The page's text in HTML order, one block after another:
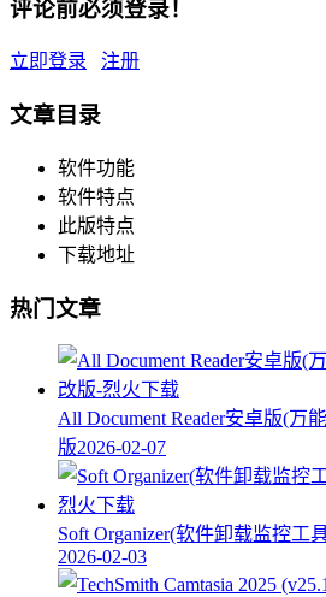
评论前必须登录！
立即登录 注册
文章目录
软件功能
软件特点
此版特点
下载地址
热门文章
All Document Reader安卓版(万
版2026-02-07
Soft Organizer(软件卸载监控工
2026-02-03